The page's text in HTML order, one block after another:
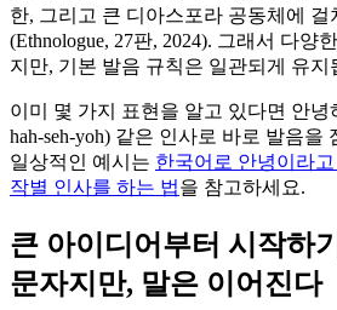
한, 그리고 큰 디아스포라 공동체에
(Ethnologue, 27판, 2024). 그래서 다양
지만, 기본 발음 규칙은 일관되게 유지
이미 몇 가지 표현을 알고 있다면 안
hah-seh-yoh) 같은 인사로 바로 발음을
일상적인 예시는 한국어로 안녕이라
작별 인사를 하는 법을 참고하세요.
큰 아이디어부터 시작하
문자지만, 말은 이어진다